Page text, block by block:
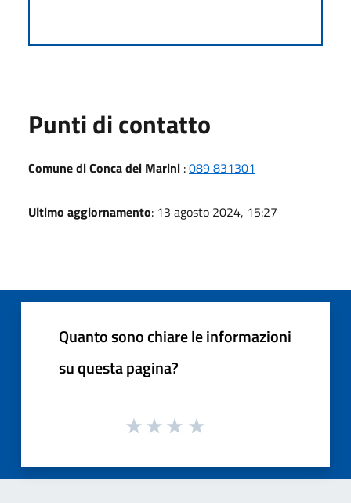
Punti di contatto
Comune di Conca dei Marini :089 831301
Ultimo aggiornamento: 13 agosto 2024, 15:27
Quanto sono chiare le informazioni
su questa pagina?